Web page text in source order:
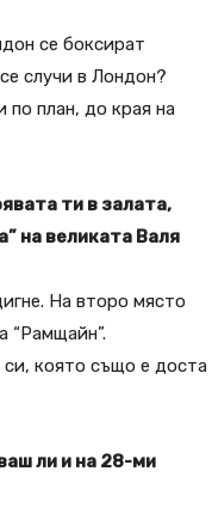
се боксират
случи в Лондон?
план, до края на
ти в залата,
на великата Валя
На второ място
“Рамщайн”.
която също е доста
ли и на 28-ми